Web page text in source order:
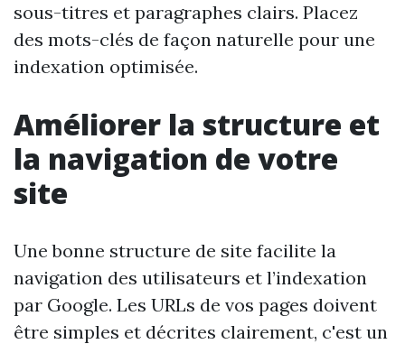
sous-titres et paragraphes clairs. Placez
des mots-clés de façon naturelle pour une
indexation optimisée.
Améliorer la structure et
la navigation de votre
site
Une bonne structure de site facilite la
navigation des utilisateurs et l’indexation
par Google. Les URLs de vos pages doivent
être simples et décrites clairement, c'est un